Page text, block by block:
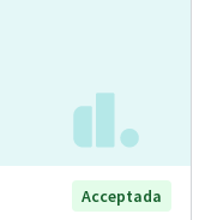
Acceptada